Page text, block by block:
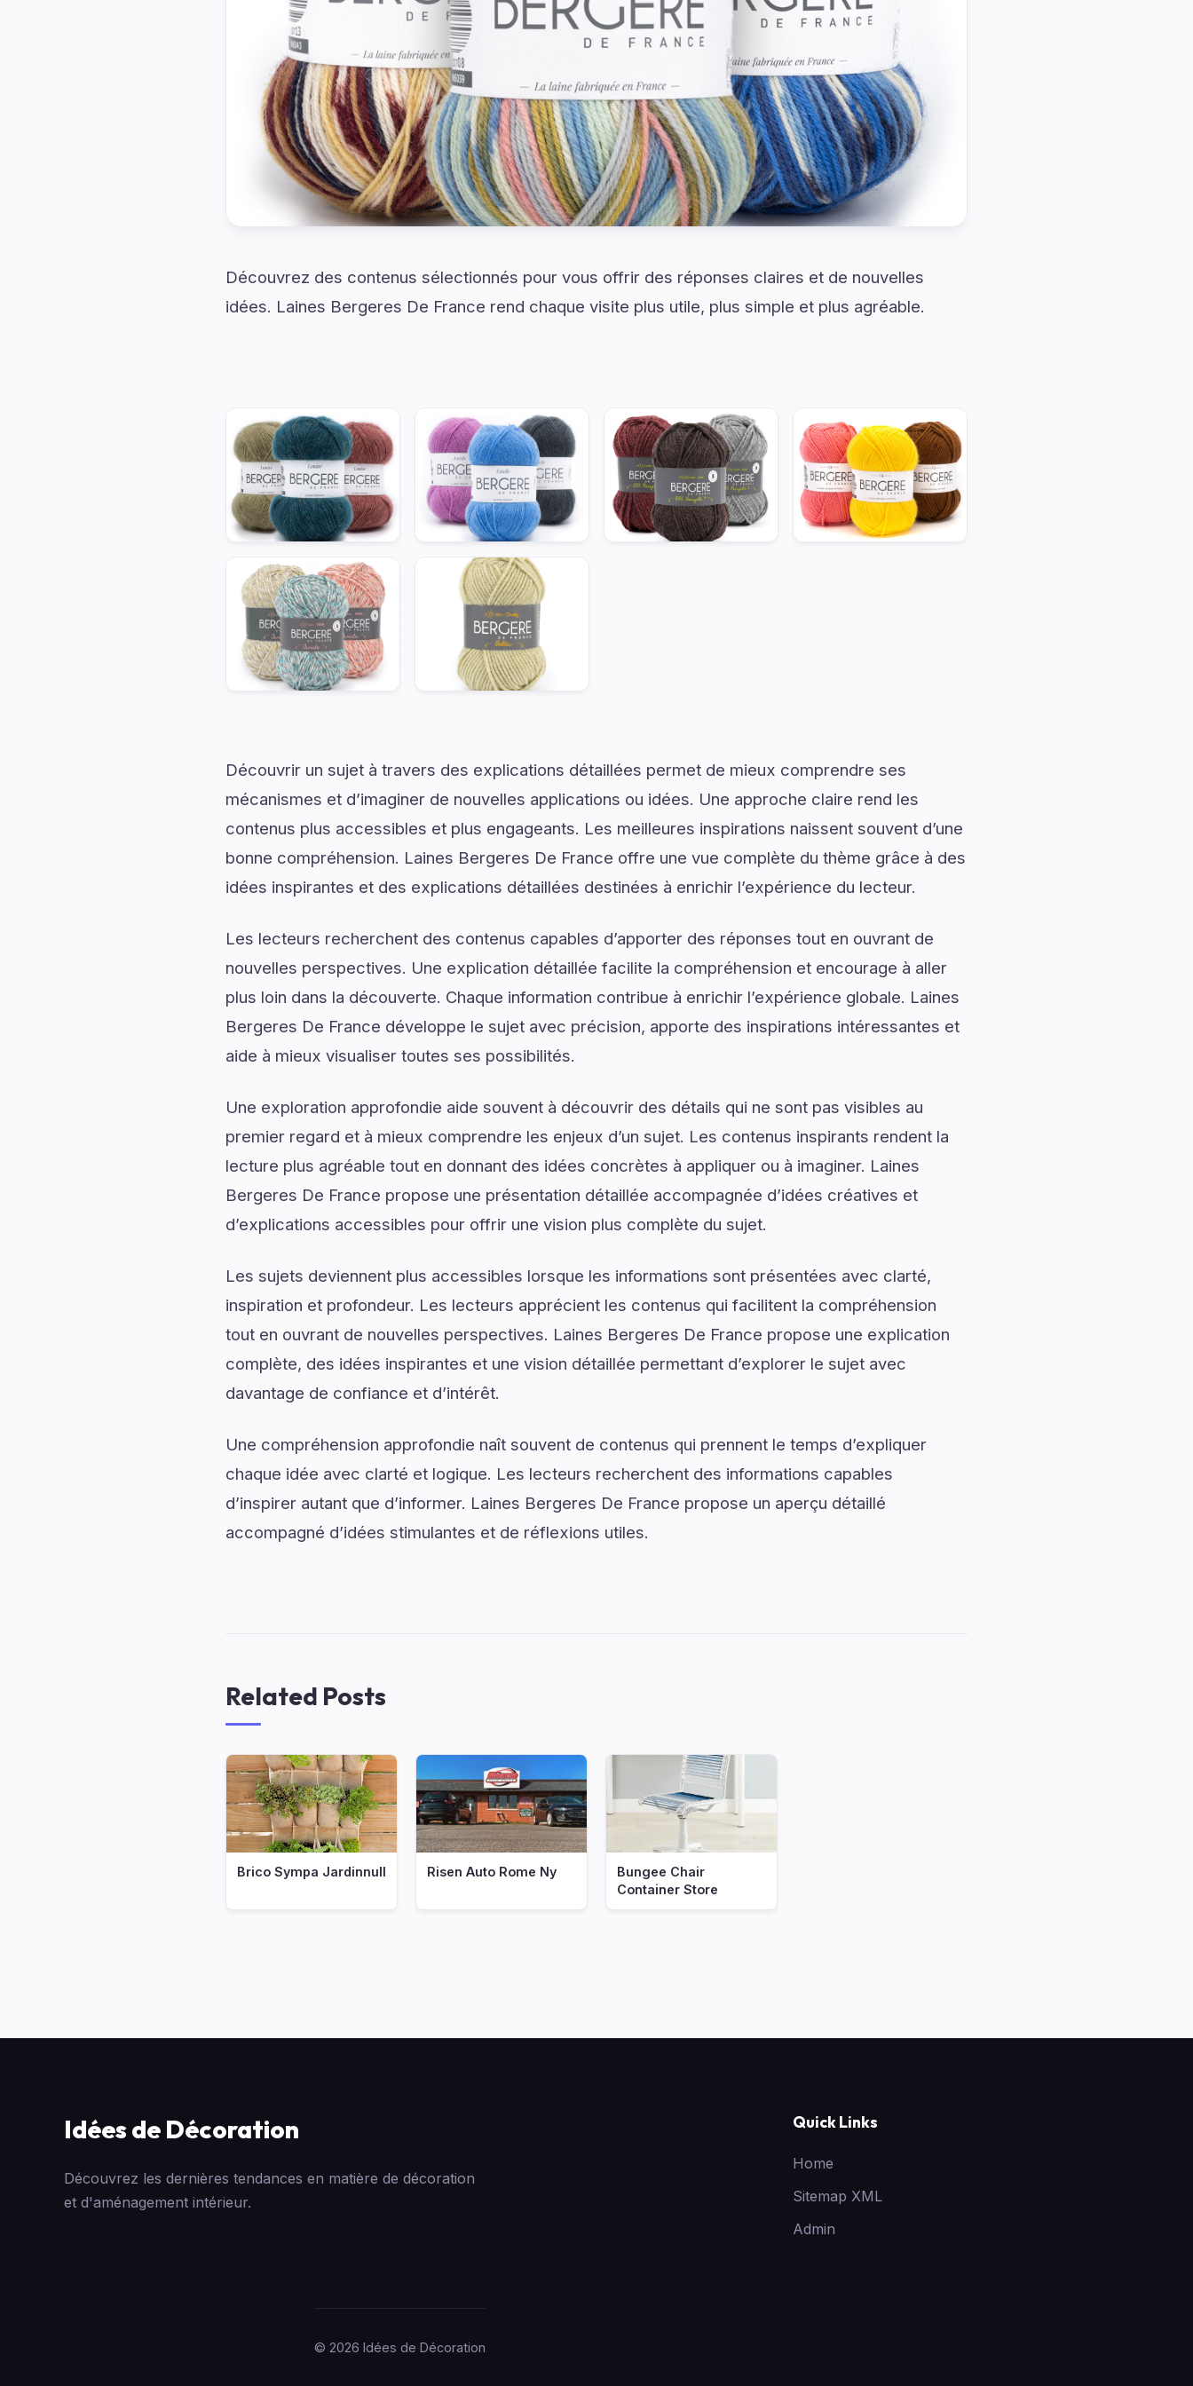
Découvrez des contenus sélectionnés pour vous offrir des réponses claires et de nouvelles
idées. Laines Bergeres De France rend chaque visite plus utile, plus simple et plus agréable.
Découvrir un sujet à travers des explications détaillées permet de mieux comprendre ses
mécanismes et d’imaginer de nouvelles applications ou idées. Une approche claire rend les
contenus plus accessibles et plus engageants. Les meilleures inspirations naissent souvent d’une
bonne compréhension. Laines Bergeres De France offre une vue complète du thème grâce à des
idées inspirantes et des explications détaillées destinées à enrichir l’expérience du lecteur.
Les lecteurs recherchent des contenus capables d’apporter des réponses tout en ouvrant de
nouvelles perspectives. Une explication détaillée facilite la compréhension et encourage à aller
plus loin dans la découverte. Chaque information contribue à enrichir l’expérience globale. Laines
Bergeres De France développe le sujet avec précision, apporte des inspirations intéressantes et
aide à mieux visualiser toutes ses possibilités.
Une exploration approfondie aide souvent à découvrir des détails qui ne sont pas visibles au
premier regard et à mieux comprendre les enjeux d’un sujet. Les contenus inspirants rendent la
lecture plus agréable tout en donnant des idées concrètes à appliquer ou à imaginer. Laines
Bergeres De France propose une présentation détaillée accompagnée d’idées créatives et
d’explications accessibles pour offrir une vision plus complète du sujet.
Les sujets deviennent plus accessibles lorsque les informations sont présentées avec clarté,
inspiration et profondeur. Les lecteurs apprécient les contenus qui facilitent la compréhension
tout en ouvrant de nouvelles perspectives. Laines Bergeres De France propose une explication
complète, des idées inspirantes et une vision détaillée permettant d’explorer le sujet avec
davantage de confiance et d’intérêt.
Une compréhension approfondie naît souvent de contenus qui prennent le temps d’expliquer
chaque idée avec clarté et logique. Les lecteurs recherchent des informations capables
d’inspirer autant que d’informer. Laines Bergeres De France propose un aperçu détaillé
accompagné d’idées stimulantes et de réflexions utiles.
Related Posts
Brico Sympa Jardinnull Risen Auto Rome Ny
Bungee Chair
Container Store
Idées de Décoration
Découvrez les dernières tendances en matière de décoration
et d'aménagement intérieur.
Quick Links
Home
Sitemap XML
Admin
© 2026 Idées de Décoration